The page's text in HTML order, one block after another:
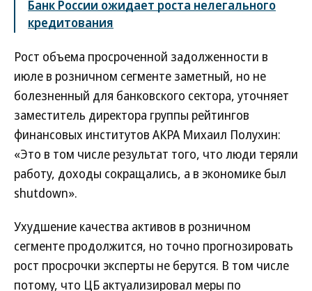
Банк России ожидает роста нелегального
кредитования
Рост объема просроченной задолженности в
июле в розничном сегменте заметный, но не
болезненный для банковского сектора, уточняет
заместитель директора группы рейтингов
финансовых институтов АКРА Михаил Полухин:
«Это в том числе результат того, что люди теряли
работу, доходы сокращались, а в экономике был
shutdown».
Ухудшение качества активов в розничном
сегменте продолжится, но точно прогнозировать
рост просрочки эксперты не берутся. В том числе
потому, что ЦБ актуализировал меры по